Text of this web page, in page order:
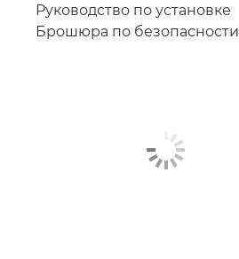
Руководство по установке
Брошюра по безопасности